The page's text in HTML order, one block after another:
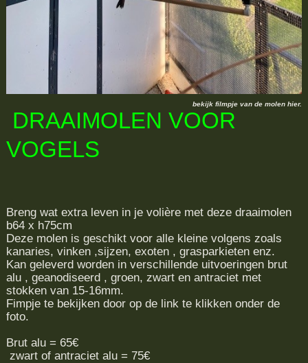
bekijk filmpje van de molen hier.
DRAAIMOLEN VOOR
VOGELS
Breng wat extra leven in je volière met deze draaimolen
b64 x h75cm
Deze molen is geschikt voor alle kleine volgens zoals
kanaries, vinken ,sijzen, exoten , grasparkieten enz.
Kan geleverd worden in verschillende uitvoeringen brut
alu , geanodiseerd , groen, zwart en antraciet met
stokken van 15-16mm.
Fimpje te bekijken door op de link te klikken onder de
foto.
Brut alu = 65€
zwart of antraciet alu = 75€